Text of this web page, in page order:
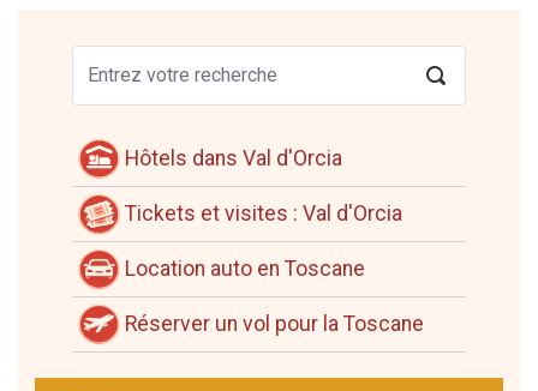
Hôtels dans Val d'Orcia
Tickets et visites : Val d'Orcia
Location auto en Toscane
Réserver un vol pour la Toscane